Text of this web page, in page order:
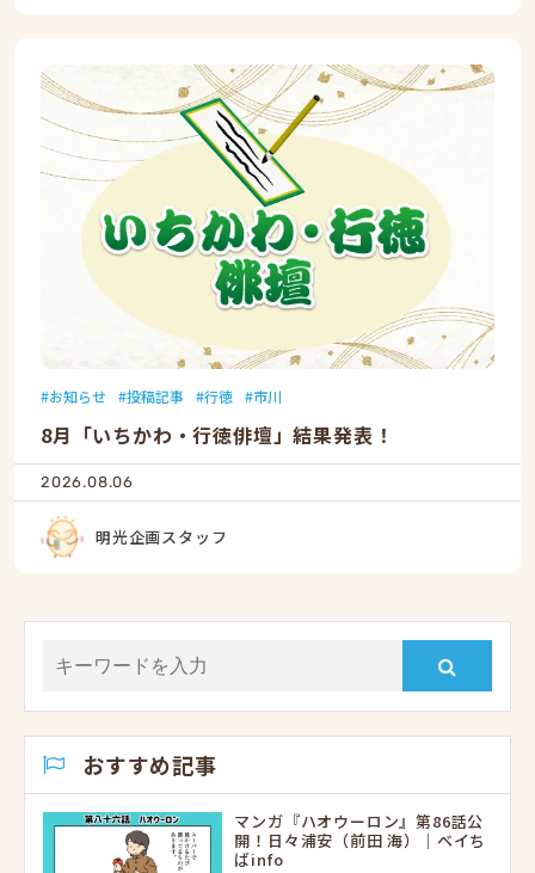
お知らせ 投稿記事 行徳 市川
8月「いちかわ・行徳俳壇」結果発表！
2026.08.06
明光企画スタッフ
おすすめ記事
マンガ『ハオウーロン』第86話公
開！日々浦安（前田 海）｜ベイち
ばinfo